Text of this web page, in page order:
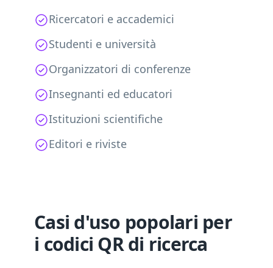
Ricercatori e accademici
Studenti e università
Organizzatori di conferenze
Insegnanti ed educatori
Istituzioni scientifiche
Editori e riviste
Casi d'uso popolari per
i codici QR di ricerca